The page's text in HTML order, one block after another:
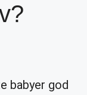
babyer god